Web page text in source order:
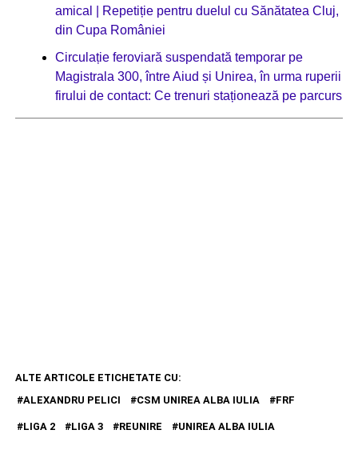
amical | Repetiție pentru duelul cu Sănătatea Cluj,
din Cupa României
Circulație feroviară suspendată temporar pe
Magistrala 300, între Aiud și Unirea, în urma ruperii
firului de contact: Ce trenuri staționează pe parcurs
ALTE ARTICOLE ETICHETATE CU:
ALEXANDRU PELICI
CSM UNIREA ALBA IULIA FRF
LIGA 2 LIGA 3 REUNIRE UNIREA ALBA IULIA